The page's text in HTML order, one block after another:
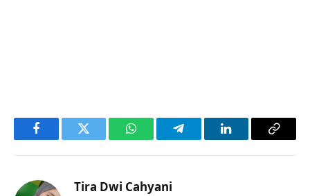
FacebookTwitter WhatsAppTelegramLinkedInCopy
Tira Dwi Cahyani